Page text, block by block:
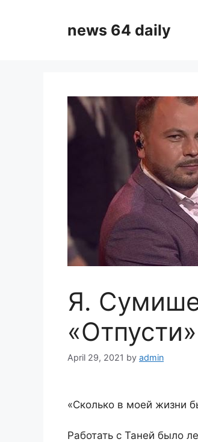
news 64 daily
Я.
April 29, 2021 by admin
«Сколько в моей жизни
Работать с Таней было